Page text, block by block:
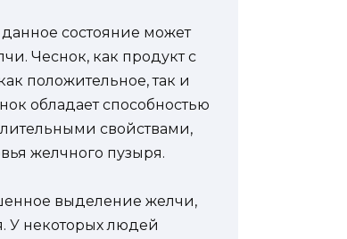
состояние может
Чеснок, как продукт с
положительное, так и
обладает способностью
свойствами,
желчного пузыря.
выделение желчи,
У некоторых людей